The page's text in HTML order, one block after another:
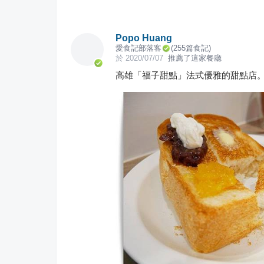
Popo Huang
愛食記部落客 (255篇食記)
於 2020/07/07 推薦了這家餐廳
高雄「福子甜點」法式優雅的甜點店